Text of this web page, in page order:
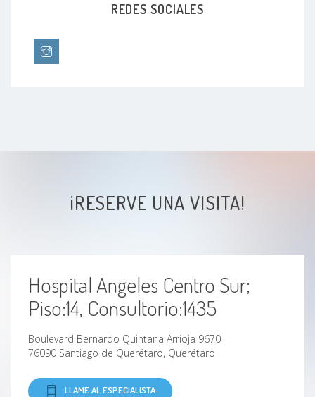
REDES SOCIALES
¡RESERVE UNA VISITA!
Hospital Angeles Centro Sur;
Piso:14, Consultorio:1435
Boulevard Bernardo Quintana Arrioja 9670
76090 Santiago de Querétaro, Querétaro
LLAME AL ESPECIALISTA